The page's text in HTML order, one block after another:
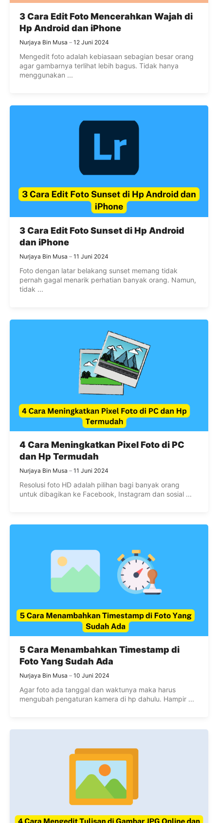
3 Cara Edit Foto Mencerahkan Wajah di
Hp Android dan iPhone
Nurjaya Bin Musa 12 Juni 2024
Mengedit foto adalah kebiasaan sebagian besar orang
agar gambarnya terlihat lebih bagus. Tidak hanya
menggunakan ...
3 Cara Edit Foto Sunset di Hp Android
dan iPhone
Nurjaya Bin Musa 11 Juni 2024
Foto dengan latar belakang sunset memang tidak
pernah gagal menarik perhatian banyak orang. Namun,
tidak ...
4 Cara Meningkatkan Pixel Foto di PC
dan Hp Termudah
Nurjaya Bin Musa 11 Juni 2024
Resolusi foto HD adalah pilihan bagi banyak orang
untuk dibagikan ke Facebook, Instagram dan sosial ...
5 Cara Menambahkan Timestamp di
Foto Yang Sudah Ada
Nurjaya Bin Musa 10 Juni 2024
Agar foto ada tanggal dan waktunya maka harus
mengubah pengaturan kamera di hp dahulu. Hampir ...